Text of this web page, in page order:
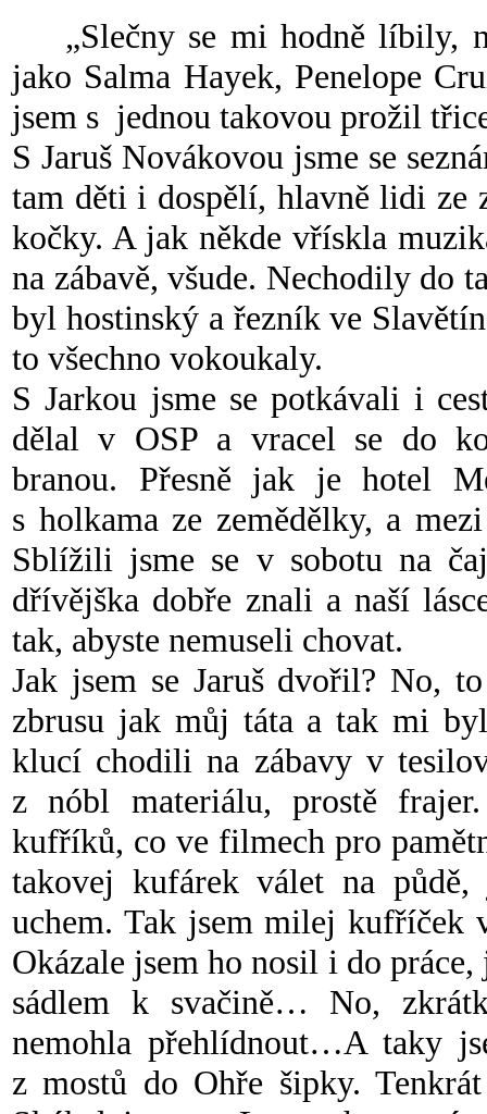
„Slečny se mi hodně líbily,
jako Salma Hayek, Penelope
jsem s jednou takovou prožil
S Jaruš Novákovou jsme se
tam děti i dospělí, hlavně lidi ze
kočky. A jak někde vřískla
na zábavě, všude. Nechodily do
byl hostinský a řezník ve
to všechno vokoukaly.
S Jarkou jsme se potkávali i
dělal v OSP a vracel se do
branou. Přesně jak je hotel
s holkama ze zemědělky, a
Sblížili jsme se v sobotu na
dřívějška dobře znali a naší
tak, abyste nemuseli chovat.
Jak jsem se Jaruš dvořil? No,
zbrusu jak můj táta a tak mi
klucí chodili na zábavy v
z nóbl materiálu, prostě
kufříků, co ve filmech pro
takovej kufárek válet na
uchem. Tak jsem milej kufříček
Okázale jsem ho nosil i do
sádlem k svačině… No,
nemohla přehlídnout…A taky
z mostů do Ohře šipky.